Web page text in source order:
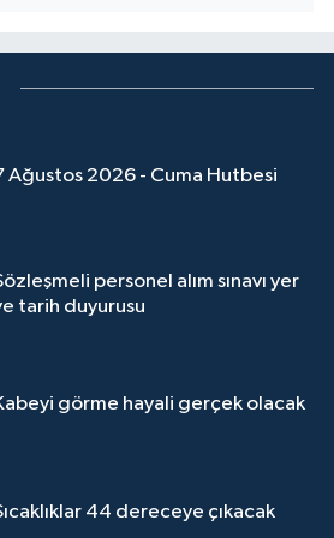
Ağustos 2026 - Cuma Hutbesi
personel alım sınavı yer
tarih duyurusu
görme hayali gerçek olacak
44 dereceye çıkacak